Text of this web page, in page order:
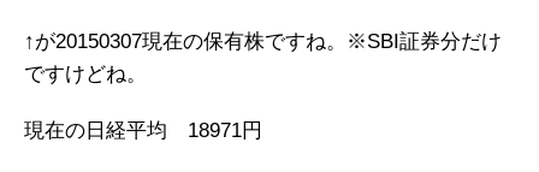
↑が20150307現在の保有株ですね。※SBI証券分だけ
ですけどね。
現在の日経平均 18971円